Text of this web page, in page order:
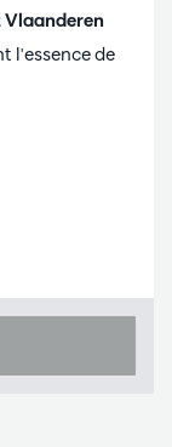
Vlaanderen
l'essence de